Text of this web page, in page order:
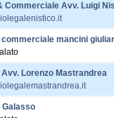
Commerciale Avv. Luigi
mancini
Lorenzo Mastrandrea
Galasso